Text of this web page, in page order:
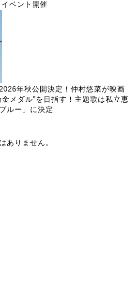
ベント開催
年秋公開決定！仲村悠菜が映画
メダル”を目指す！主題歌は私立恵
ルー」に決定
ありません。